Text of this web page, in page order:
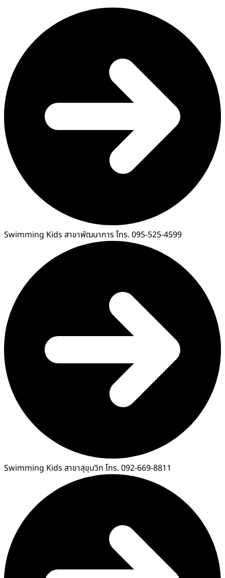
Swimming Kids สาขาพัฒนาการ โทร. 095-525-4599
Swimming Kids สาขาสุขุมวิท โทร. 092-669-8811